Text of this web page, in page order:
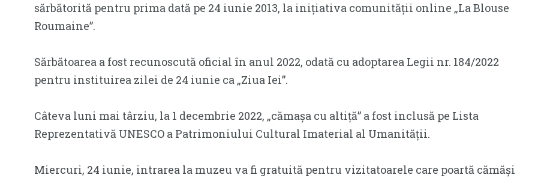
sărbătorită pentru prima dată pe 24 iunie 2013, la inițiativa comunității online „La Blouse
Roumaine”.
Sărbătoarea a fost recunoscută oficial în anul 2022, odată cu adoptarea Legii nr. 184/2022
pentru instituirea zilei de 24 iunie ca „Ziua Iei”.
Câteva luni mai târziu, la 1 decembrie 2022, „cămașa cu altiță” a fost inclusă pe Lista
Reprezentativă UNESCO a Patrimoniului Cultural Imaterial al Umanității.
Miercuri, 24 iunie, intrarea la muzeu va fi gratuită pentru vizitatoarele care poartă cămăși